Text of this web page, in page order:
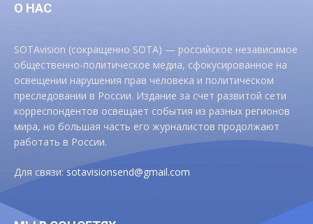
О НАС
SOTAvision (сокращенно SOTA) — российское независимое
общественно-политическое медиа, сфокусированное на
освещении нарушения прав человека и политическом
преследовании в России. Издание за счет развитой сети
корреспондентов освещает события из разных регионов
мира, но большая часть его журналистов продолжают
работать в России.
Для связи:sotavisionsend@gmail.com